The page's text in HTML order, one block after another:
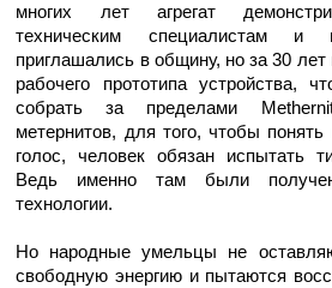
многих лет агрегат
техническим специалистам и
приглашались в общину, но за 30 лет
рабочего прототипа устройства,
собрать за пределами
метернитов, для того, чтобы
голос, человек обязан испытать
Ведь именно там были
технологии.
Но народные умельцы не
свободную энергию и пытаются